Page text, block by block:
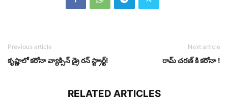
Previous article
కృష్ణాలో క‌రోనా వ్యాక్సిన్ డ్రై ర‌న్ స్ట్రార్ట్‌!
Next article
రామ్ చరణ్ కి కరోనా !
RELATED ARTICLES